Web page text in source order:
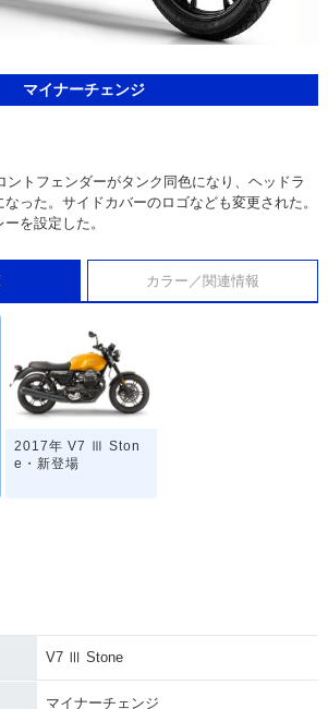
マイナーチェンジ
ントフェンダーがタンク同色になり、ヘッドラ
った。サイドカバーのロゴなども変更された。
を設定した。
カラー／関連情報
2017年 V7 Ⅲ Ston
e・新登場
V7 Ⅲ Stone
マイナーチェンジ